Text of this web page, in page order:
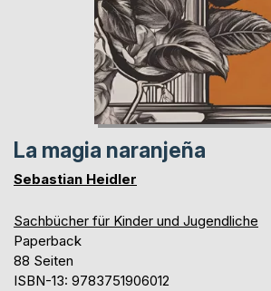
La magia naranjeña
Sebastian Heidler
Sachbücher für Kinder und Jugendliche
Paperback
88 Seiten
ISBN-13: 9783751906012